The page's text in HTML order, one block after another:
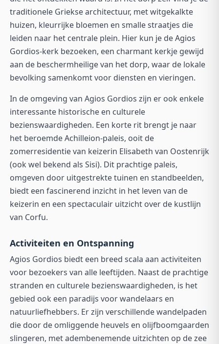
traditionele Griekse architectuur, met witgekalkte
huizen, kleurrijke bloemen en smalle straatjes die
leiden naar het centrale plein. Hier kun je de Agios
Gordios-kerk bezoeken, een charmant kerkje gewijd
aan de beschermheilige van het dorp, waar de lokale
bevolking samenkomt voor diensten en vieringen.
In de omgeving van Agios Gordios zijn er ook enkele
interessante historische en culturele
bezienswaardigheden. Een korte rit brengt je naar
het beroemde Achilleion-paleis, ooit de
zomerresidentie van keizerin Elisabeth van Oostenrijk
(ook wel bekend als Sisi). Dit prachtige paleis,
omgeven door uitgestrekte tuinen en standbeelden,
biedt een fascinerend inzicht in het leven van de
keizerin en een spectaculair uitzicht over de kustlijn
van Corfu.
Activiteiten en Ontspanning
Agios Gordios biedt een breed scala aan activiteiten
voor bezoekers van alle leeftijden. Naast de prachtige
stranden en culturele bezienswaardigheden, is het
gebied ook een paradijs voor wandelaars en
natuurliefhebbers. Er zijn verschillende wandelpaden
die door de omliggende heuvels en olijfboomgaarden
slingeren, met adembenemende uitzichten op de zee